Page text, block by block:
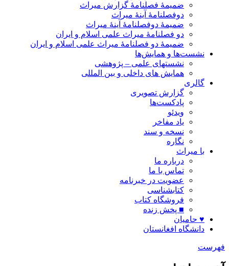
ضمیمۀ فصلنامۀ گزارش میراث
دوفصلنامۀ آینۀ میراث
ضمیمۀ دوفصلنامۀ آینۀ میراث
دو فصلنامۀ میراث علمی اسلام و ایران
ضمیمۀ دو فصلنامۀ میراث علمی اسلام و ایران
نشست‌ها و همایش‌ها
نشستهای علمی – پژوهشی
همایش های داخلی و بین المللی
گالری
گزارش تصویری
پادکست‌ها
ویدئو
یاد مفاخر
نسخه و سند
نگاره
با میراث
درباره ما
تماس با ما
عضویت در خبرنامه
کتابشناسی
فروشگاه کتاب
■ پخش زنده
♥ حامیان
دانشگاه افغانستان
فهرست